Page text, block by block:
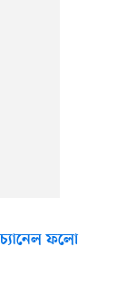
ফলো